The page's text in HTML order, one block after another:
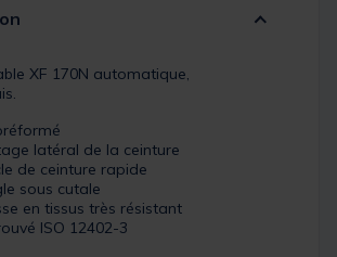
XF 170N automatique,
latéral de la ceinture
de ceinture rapide
sous cutale
en tissus très résistant
ISO 12402-3